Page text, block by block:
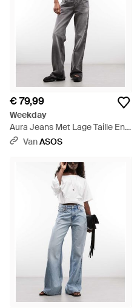
€ 79,99
Weekday
Aura Jeans Met Lage Taille En
Relaxed Bootcut - Meerkleurig
VanASOS